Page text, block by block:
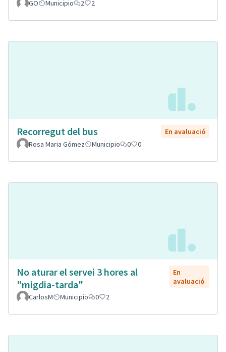
GO Municipio 2 2
Recorregut del bus
En avaluació
Rosa Maria Gómez
Municipio 0 0
No aturar el servei 3 hores al
"migdia-tarda"
En
avaluació
CarlosM
Municipio 0 2